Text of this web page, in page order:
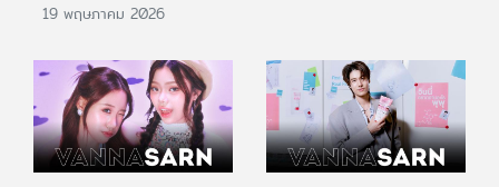
19 พฤษภาคม 2026